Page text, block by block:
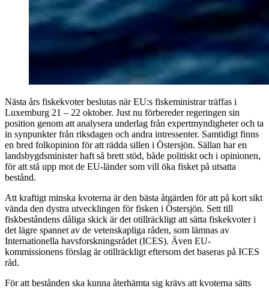
Nästa års fiskekvoter beslutas när EU:s fiskeministrar träffas i
Luxemburg 21 – 22 oktober. Just nu förbereder regeringen sin
position genom att analysera underlag från expertmyndigheter och ta
in synpunkter från riksdagen och andra intressenter. Samtidigt finns
en bred folkopinion för att rädda sillen i Östersjön. Sällan har en
landsbygdsminister haft så brett stöd, både politiskt och i opinionen,
för att stå upp mot de EU-länder som vill öka fisket på utsatta
bestånd.
Att kraftigt minska kvoterna är den bästa åtgärden för att på kort sikt
vända den dystra utvecklingen för fisken i Östersjön. Sett till
fiskbeståndens dåliga skick är det otillräckligt att sätta fiskekvoter i
det lägre spannet av de vetenskapliga råden, som lämnas av
Internationella havsforskningsrådet (ICES). Även EU-
kommissionens förslag är otillräckligt eftersom det baseras på ICES
råd.
För att bestånden ska kunna återhämta sig krävs att kvoterna sätts